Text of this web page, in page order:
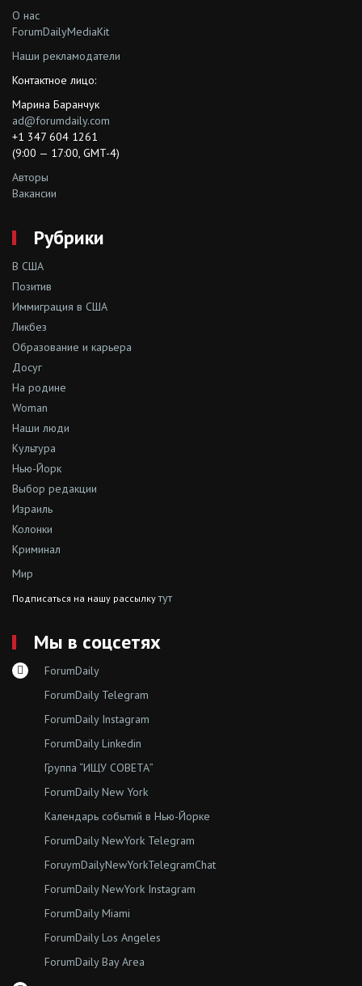
О нас
ForumDailyMediaKit
Наши рекламодатели
Контактное лицо:
Марина Баранчук
ad@forumdaily.com
+1 347 604 1261
(9:00 — 17:00, GMT-4)
Авторы
Вакансии
Рубрики
В США
Позитив
Иммиграция в США
Ликбез
Образование и карьера
Досуг
На родине
Woman
Наши люди
Культура
Нью-Йорк
Выбор редакции
Израиль
Колонки
Криминал
Мир
Подписаться на нашу рассылкутут
Мы в соцсетях
ForumDaily
ForumDaily Telegram
ForumDaily Instagram
ForumDaily Linkedin
Группа “ИЩУ СОВЕТА”
ForumDaily New York
Календарь событий в Нью-Йорке
ForumDaily NewYork Telegram
ForuymDailyNewYorkTelegramChat
ForumDaily NewYork Instagram
ForumDaily Miami
ForumDaily Los Angeles
ForumDaily Bay Area